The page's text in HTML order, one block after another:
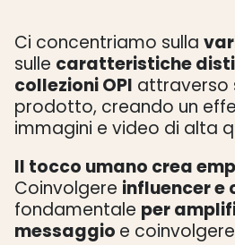
Ci concentriamo sulla
sulle caratteristiche
collezioni OPI attraverso
prodotto, creando un
immagini e video di alta
Il tocco umano crea
Coinvolgere influencer e
fondamentale per
messaggio e